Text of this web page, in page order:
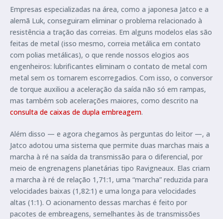
Empresas especializadas na área, como a japonesa Jatco e a
alemã Luk, conseguiram eliminar o problema relacionado à
resistência a tração das correias. Em alguns modelos elas são
feitas de metal (isso mesmo, correia metálica em contato
com polias metálicas), o que rende nossos elogios aos
engenheiros: lubrificantes eliminam o contato de metal com
metal sem os tornarem escorregadios. Com isso, o conversor
de torque auxiliou a aceleração da saída não só em rampas,
mas também sob acelerações maiores, como descrito na
consulta de caixas de dupla embreagem.
Além disso — e agora chegamos às perguntas do leitor —, a
Jatco adotou uma sistema que permite duas marchas mais a
marcha à ré na saída da transmissão para o diferencial, por
meio de engrenagens planetárias tipo Ravigneaux. Elas criam
a marcha à ré de relação 1,71:1, uma “marcha” reduzida para
velocidades baixas (1,82:1) e uma longa para velocidades
altas (1:1). O acionamento dessas marchas é feito por
pacotes de embreagens, semelhantes às de transmissões